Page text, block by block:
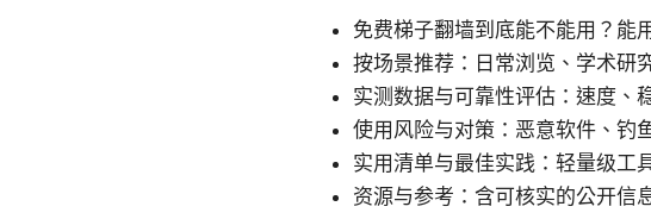
免费梯子翻墙到底能不能用？能
按场景推荐：日常浏览、学术研
实测数据与可靠性评估：速度、
使用风险与对策：恶意软件、钓
实用清单与最佳实践：轻量级工
资源与参考：含可核实的公开信